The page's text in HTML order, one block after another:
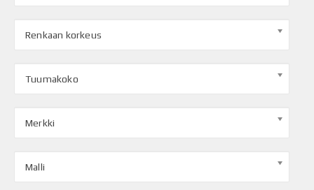
Renkaan korkeus
Tuumakoko
Merkki
Malli